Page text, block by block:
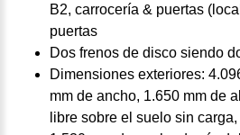
B2, carrocería & puertas
puertas
Dos frenos de disco siendo
Dimensiones exteriores:
mm de ancho, 1.650 mm de
libre sobre el suelo sin